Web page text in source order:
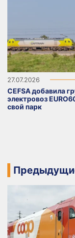
27.07.2026
CEFSA добавила
электровоз
свой парк